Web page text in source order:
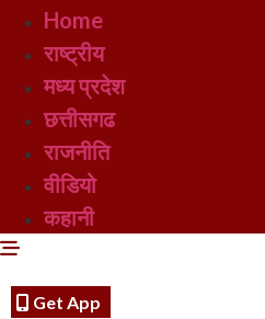
Home
राष्ट्रीय
मध्य प्रदेश
छत्तीसगढ
राजनीति
वीडियो
कहानी
Get App